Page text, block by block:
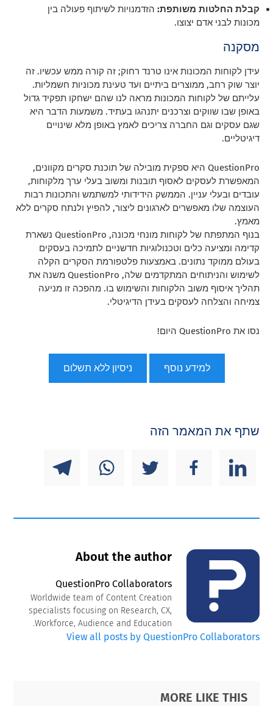
קבלת החלטות משותפת: הזדמנויות לשיתוף פעולה בין
מכונות לבני אדם יצוצו.
מסקנה
עידן לקוחות המכונות אינו טרנד רחוק; זה קורה ממש עכשיו. זה
יוצר שוק רחב, ממוצרים ביתיים ועד טעינת מכוניות חשמליות.
עלייתם של לקוחות המכונות מראה לנו שהם ישחקו תפקיד גדול
באופן שבו שווקים וצרכנים יתנהגו בעתיד. משמעות הדבר היא
שגם עסקים וגם החברה צריכים לאמץ באופן מלא שינויים
דיגיטליים.
QuestionPro היא ספקית מובילה של תוכנת סקרים מקוונים,
המאפשרת לעסקים לאסוף תובנות ומשוב בעלי ערך מלקוחות,
עובדים ובעלי עניין. הממשק הידידותי למשתמש והתכונות רבות
העוצמה שלו מאפשרים לארגונים ליצור, להפיץ ולנתח סקרים ללא
מאמץ.
בנוף המתפתח של לקוחות מונחי מכונה, QuestionPro נשארת
קדימה ומציעה כלים וטכנולוגיות חדשניים לתמיכה בעסקים
בעולם ממוקד נתונים. באמצעות פלטפורמת הסקרים הקלה
לשימוש והניתוחים המתקדמים שלה, QuestionPro משנה את
תהליך איסוף משוב הלקוחות והשימוש בו. מהפכה זו מניעה
צמיחה והצלחה לעסקים בעידן הדיגיטלי.
נסו את QuestionPro היום!
למידע נוסף ניסיון ללא תשלום
שתף את המאמר הזה
About the author
QuestionPro Collaborators
Worldwide team of Content Creation
specialists focusing on Research, CX,
Workforce, Audience and Education.
View all posts by QuestionPro Collaborators
Primary
Footer
MORE LIKE THIS